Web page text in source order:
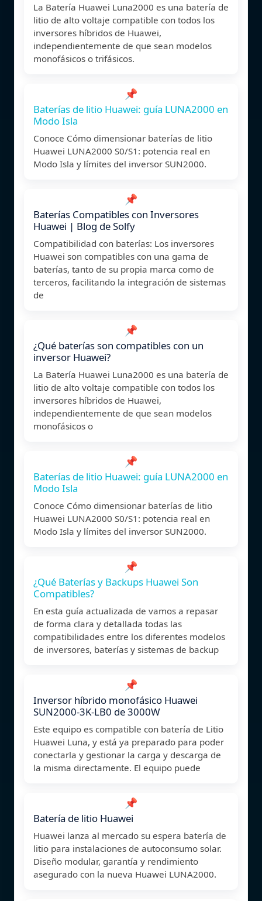
La Batería Huawei Luna2000 es una batería de
litio de alto voltaje compatible con todos los
inversores híbridos de Huawei,
independientemente de que sean modelos
monofásicos o trifásicos.
📌
Baterías de litio Huawei: guía LUNA2000 en
Modo Isla
Conoce Cómo dimensionar baterías de litio
Huawei LUNA2000 S0/S1: potencia real en
Modo Isla y límites del inversor SUN2000.
📌
Baterías Compatibles con Inversores
Huawei | Blog de Solfy
Compatibilidad con baterías: Los inversores
Huawei son compatibles con una gama de
baterías, tanto de su propia marca como de
terceros, facilitando la integración de sistemas
de
📌
¿Qué baterías son compatibles con un
inversor Huawei?
La Batería Huawei Luna2000 es una batería de
litio de alto voltaje compatible con todos los
inversores híbridos de Huawei,
independientemente de que sean modelos
monofásicos o
📌
Baterías de litio Huawei: guía LUNA2000 en
Modo Isla
Conoce Cómo dimensionar baterías de litio
Huawei LUNA2000 S0/S1: potencia real en
Modo Isla y límites del inversor SUN2000.
📌
¿Qué Baterías y Backups Huawei Son
Compatibles?
En esta guía actualizada de vamos a repasar
de forma clara y detallada todas las
compatibilidades entre los diferentes modelos
de inversores, baterías y sistemas de backup
📌
Inversor híbrido monofásico Huawei
SUN2000-3K-LB0 de 3000W
Este equipo es compatible con batería de Litio
Huawei Luna, y está ya preparado para poder
conectarla y gestionar la carga y descarga de
la misma directamente. El equipo puede
📌
Batería de litio Huawei
Huawei lanza al mercado su espera batería de
litio para instalaciones de autoconsumo solar.
Diseño modular, garantía y rendimiento
asegurado con la nueva Huawei LUNA2000.